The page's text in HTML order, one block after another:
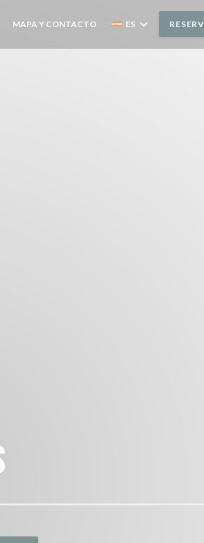
EN UNA NUEVA VENTANA))
((ABRE EN UNA NUEVA VENTANA))
MAPA Y CONTACTO ES